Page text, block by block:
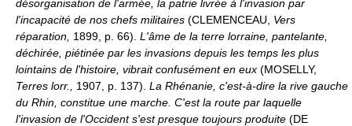
désorganisation de l'armée, la patrie livrée à l'invasion par
l'incapacité de nos chefs militaires (CLEMENCEAU, Vers
réparation, 1899, p. 66). L'âme de la terre lorraine, pantelante,
déchirée, piétinée par les invasions depuis les temps les plus
lointains de l'histoire, vibrait confusément en eux (MOSELLY,
Terres lorr., 1907, p. 137). La Rhénanie, c'est-à-dire la rive gauche
du Rhin, constitue une marche. C'est la route par laquelle
l'invasion de l'Occident s'est presque toujours produite (DE